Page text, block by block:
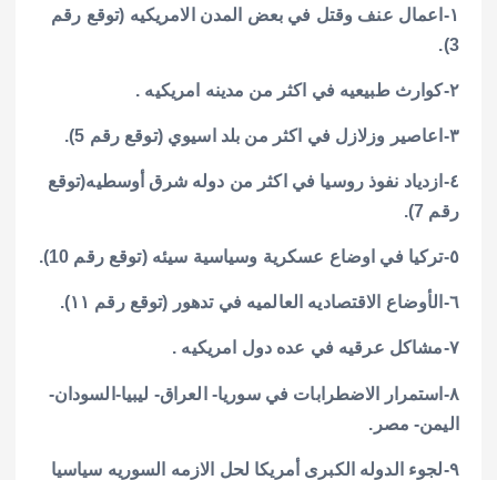
١-اعمال عنف وقتل في بعض المدن الامريكيه (توقع رقم
3).
٢-كوارث طبيعيه في اكثر من مدينه امريكيه .
٣-اعاصير وزلازل في اكثر من بلد اسيوي (توقع رقم 5).
٤-ازدياد نفوذ روسيا في اكثر من دوله شرق أوسطيه(توقع
رقم 7).
٥-تركيا في اوضاع عسكرية وسياسية سيئه (توقع رقم 10).
٦-الأوضاع الاقتصاديه العالميه في تدهور (توقع رقم ١١).
٧-مشاكل عرقيه في عده دول امريكيه .
٨-استمرار الاضطرابات في سوريا- العراق- ليبيا-السودان-
اليمن- مصر.
٩-لجوء الدوله الكبرى أمريكا لحل الازمه السوريه سياسيا